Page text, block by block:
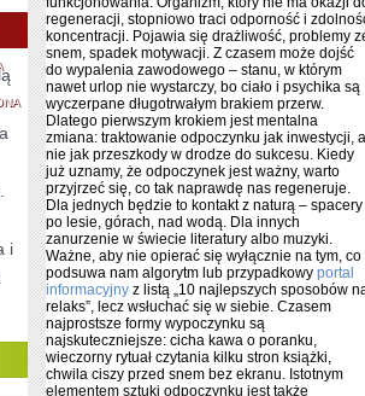
EKO
I
NATURALNIE
i
regeneracji, stopniowo traci odporność i
koncentracji. Pojawia się drażliwość, problemy
snem, spadek motywacji. Z czasem może dojść
do wypalenia zawodowego – stanu, w którym
nawet urlop nie wystarczy, bo ciało i psychika są
wyczerpane długotrwałym brakiem przerw.
Dlatego pierwszym krokiem jest mentalna
zmiana: traktowanie odpoczynku jak inwestycji, a
nie jak przeszkody w drodze do sukcesu. Kiedy
już uznamy, że odpoczynek jest ważny, warto
przyjrzeć się, co tak naprawdę nas regeneruje.
Dla jednych będzie to kontakt z naturą – spacery
po lesie, górach, nad wodą. Dla innych
zanurzenie w świecie literatury albo muzyki.
Ważne, aby nie opierać się wyłącznie na tym, co
podsuwa nam algorytm lub przypadkowy portal
informacyjny z listą „10 najlepszych sposobów
relaks”, lecz wsłuchać się w siebie. Czasem
najprostsze formy wypoczynku są
najskuteczniejsze: cicha kawa o poranku,
wieczorny rytuał czytania kilku stron książki,
chwila ciszy przed snem bez ekranu. Istotnym
elementem sztuki odpoczynku jest także